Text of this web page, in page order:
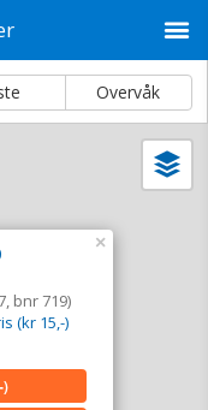
Overvåk
(kr 15,-)
719
)
i
bnr 719)
(kr 15,-)
×